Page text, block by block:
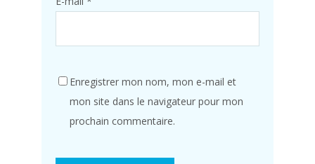
Enregistrer mon nom, mon e-mail et
mon site dans le navigateur pour mon
prochain commentaire.